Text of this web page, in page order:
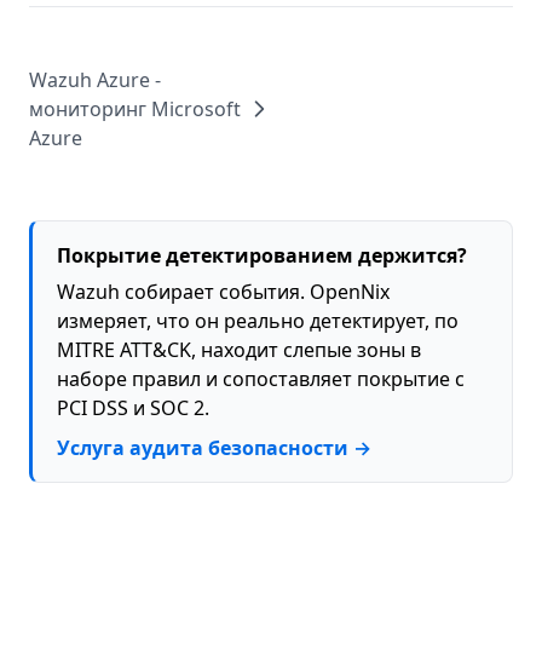
Wazuh Azure -
мониторинг Microsoft
Azure
Покрытие детектированием держится?
Wazuh собирает события. OpenNix
измеряет, что он реально детектирует, по
MITRE ATT&CK, находит слепые зоны в
наборе правил и сопоставляет покрытие с
PCI DSS и SOC 2.
Услуга аудита безопасности →